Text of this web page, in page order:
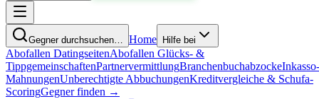
Gegner durchsuchen… Home Hilfe bei
Abofallen DatingseitenAbofallen Glücks- &
TippgemeinschaftenPartnervermittlungBranchenbuchabzockeInkasso-
MahnungenUnberechtigte AbbuchungenKreditvergleiche & Schufa-
ScoringGegner finden →